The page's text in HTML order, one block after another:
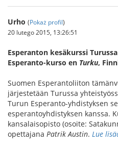
Urho (Pokaż profil)
20 lutego 2015, 13:26:51
Esperanton kesäkurssi
Esperanto-kurso en Turku,
Suomen Esperantoliiton
järjestetään Turussa
Turun Esperanto-yhdistyksen
esperantoyhdistyksen kanssa.
kansalaisopisto (osoite:
opettajana Patrik Austin. Lue